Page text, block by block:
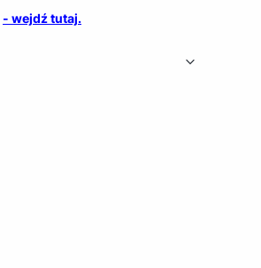
- wejdź tutaj.